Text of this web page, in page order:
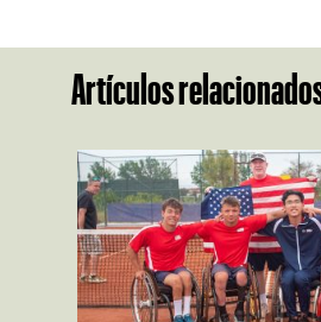
Artículos